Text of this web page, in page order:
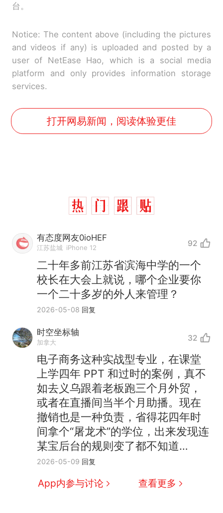
台。
Notice: The content above (including the pictures
and videos if any) is uploaded and posted by a
user of NetEase Hao, which is a social media
platform and only provides information storage
services.
打开网易新闻，阅读体验更佳
有态度网友0ioHEF
江苏盐城 iPhone 12 92
二十年多前江苏省滨海中学的一个
校长在大会上就说，哪个企业要你
一个二十多岁的外人来管理？
2026-05-08 回复
时空坐标轴
加拿大 32
电子商务这种实战型专业，在课堂
上学四年 PPT 和过时的案例，真不
如去义乌跟着老板跑三个月外贸，
或者在直播间当半个月助播。现在
撤销也是一种负责，省得花四年时
间拿个“屠龙术”的学位，出来发现连
某宝后台的规则变了都不知道…
2026-05-09 回复
App内参与讨论 查看更多
热
那个在床头放菜刀的女孩，
因老师一句“跟我回家”改写了
人生
新 搬家报价570元，搬到楼下
交5060元才肯搬上楼！女子傻
眼了……
十多万人报名的考试，成绩全
部作废，公平么？
空调24小时开着反而更省电？
电力部门回应
佛山一中学招聘物理教师，笔